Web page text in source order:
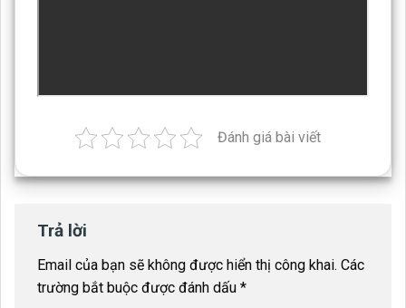
Đánh giá bài viết
Trả lời
Email của bạn sẽ không được hiển thị công khai. Các
trường bắt buộc được đánh dấu *